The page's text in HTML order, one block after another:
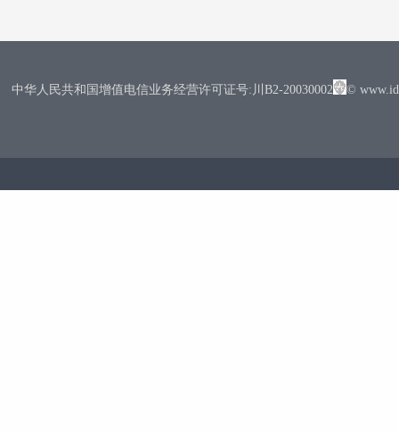
中华人民共和国增值电信业务经营许可证号:川B2-20030002 ©